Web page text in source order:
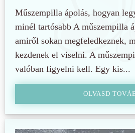
Műszempilla ápolás, hogyan
minél tartósabb A műszempilla
amiről sokan megfeledkeznek,
kezdenek el viselni. A
valóban figyelni kell. Egy kis...
OLVASD